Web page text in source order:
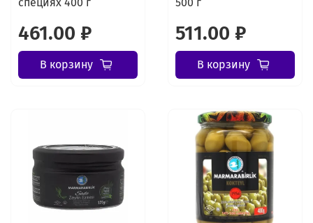
специях 400 г
461.00 ₽
В корзину
500 г
511.00 ₽
В корзину